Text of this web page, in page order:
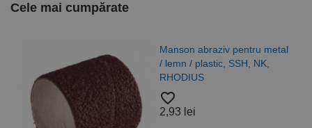
Cele mai cumpărate
Manson abraziv pentru metal
/ lemn / plastic, SSH, NK,
RHODIUS
favorite_border
2,93 lei